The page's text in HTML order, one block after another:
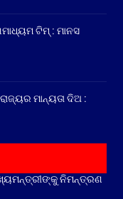
ଟିମ୍ : ମାନସ
ମାନ୍ୟତା ଦିଅ :
ନିମନ୍ତ୍ରଣ